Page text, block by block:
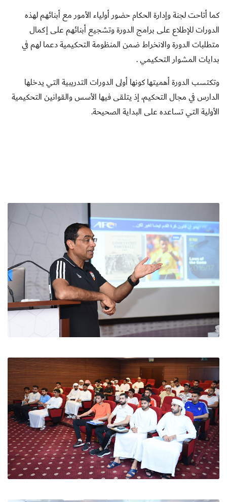
كما أتاحت لجنة وإدارة الحكام حضور أولياء الأمور مع أبنائهم لهذه
الدورات للإطلاع على برامج الدورة وتشجيع أبنائهم على إكمال
متطلبات الدورة والانخراط ضمن المنظومة التحكيمية دعما لهم في
بدايات المشوار التحكيمي .
وتكتسب الدورة أهميتها كونها أولى الدورات التدريبية التي يدخلها
الدارس في مجال التحكيم، إذ يتلقى فيها الأسس والقوانين التحكيمية
الأولية التي تساعده على البداية الصحيحة.